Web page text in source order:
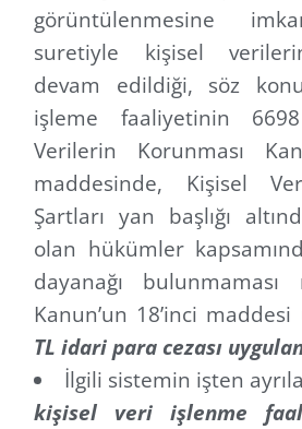
görüntülenmesine
suretiyle kişisel
devam edildiği, söz
işleme faaliyetinin
Verilerin Korunması
maddesinde, Kişisel
Şartları yan başlığı
olan hükümler
dayanağı
Kanun’un 18’inci maddesi
TL idari para cezası
İlgili sistemin işten
kişisel veri işlenme